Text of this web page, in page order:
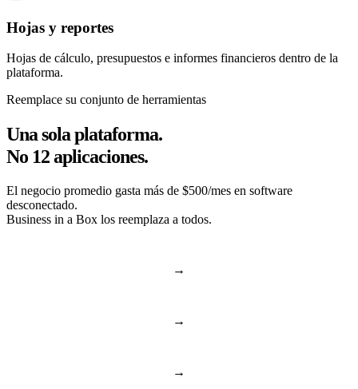
Hojas y reportes
Hojas de cálculo, presupuestos e informes financieros dentro de la
plataforma.
Reemplace su conjunto de herramientas
Una sola plataforma.
No 12 aplicaciones.
El negocio promedio gasta más de $500/mes en software
desconectado.
Business in a Box los reemplaza a todos.
→
→
→